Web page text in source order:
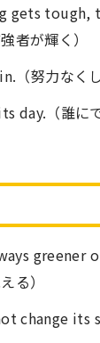
gets tough,
者が輝く）
（努力なく
day.（誰に
greener
る）
change its